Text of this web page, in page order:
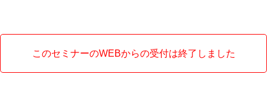
このセミナーのWEBからの受付は終了しました